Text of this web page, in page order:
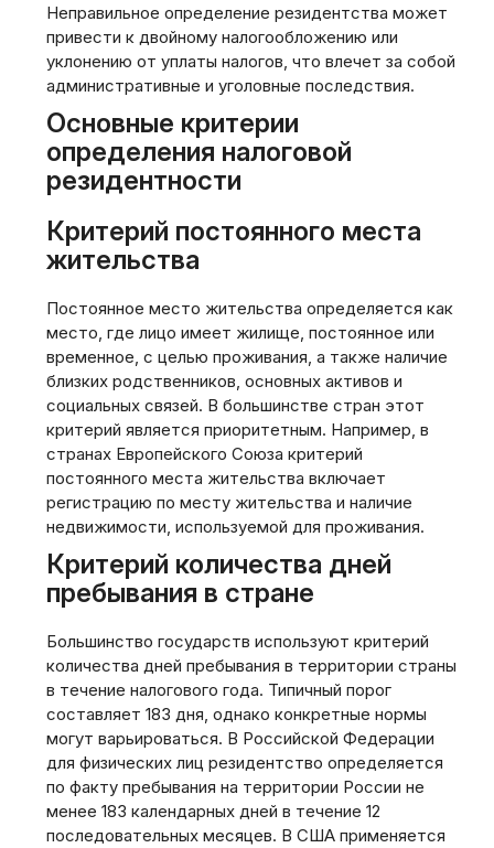
Неправильное определение резидентства может
привести к двойному налогообложению или
уклонению от уплаты налогов, что влечет за собой
административные и уголовные последствия.
Основные критерии
определения налоговой
резидентности
Критерий постоянного места
жительства
Постоянное место жительства определяется как
место, где лицо имеет жилище, постоянное или
временное, с целью проживания, а также наличие
близких родственников, основных активов и
социальных связей. В большинстве стран этот
критерий является приоритетным. Например, в
странах Европейского Союза критерий
постоянного места жительства включает
регистрацию по месту жительства и наличие
недвижимости, используемой для проживания.
Критерий количества дней
пребывания в стране
Большинство государств используют критерий
количества дней пребывания в территории страны
в течение налогового года. Типичный порог
составляет 183 дня, однако конкретные нормы
могут варьироваться. В Российской Федерации
для физических лиц резидентство определяется
по факту пребывания на территории России не
менее 183 календарных дней в течение 12
последовательных месяцев. В США применяется